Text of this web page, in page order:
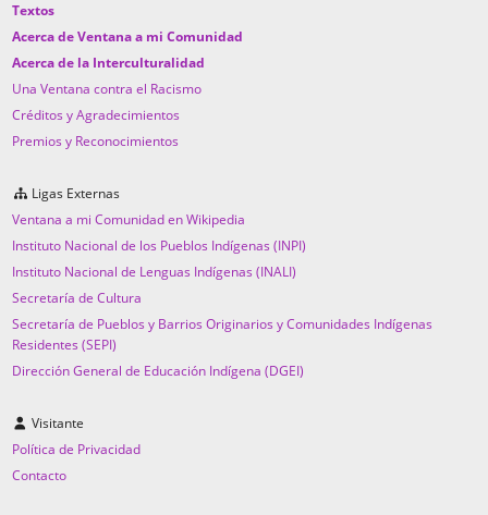
Textos
Acerca de Ventana a mi Comunidad
Acerca de la Interculturalidad
Una Ventana contra el Racismo
Créditos y Agradecimientos
Premios y Reconocimientos
Ligas Externas
Ventana a mi Comunidad en Wikipedia
Instituto Nacional de los Pueblos Indígenas (INPI)
Instituto Nacional de Lenguas Indígenas (INALI)
Secretaría de Cultura
Secretaría de Pueblos y Barrios Originarios y Comunidades Indígenas
Residentes (SEPI)
Dirección General de Educación Indígena (DGEI)
Visitante
Política de Privacidad
Contacto